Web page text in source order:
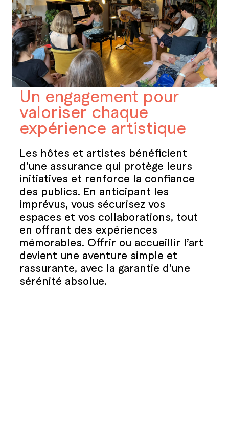
Un engagement pour
valoriser chaque
expérience artistique
Les hôtes et artistes bénéficient
d’une assurance qui protège leurs
initiatives et renforce la confiance
des publics. En anticipant les
imprévus, vous sécurisez vos
espaces et vos collaborations, tout
en offrant des expériences
mémorables. Offrir ou accueillir l’art
devient une aventure simple et
rassurante, avec la garantie d’une
sérénité absolue.